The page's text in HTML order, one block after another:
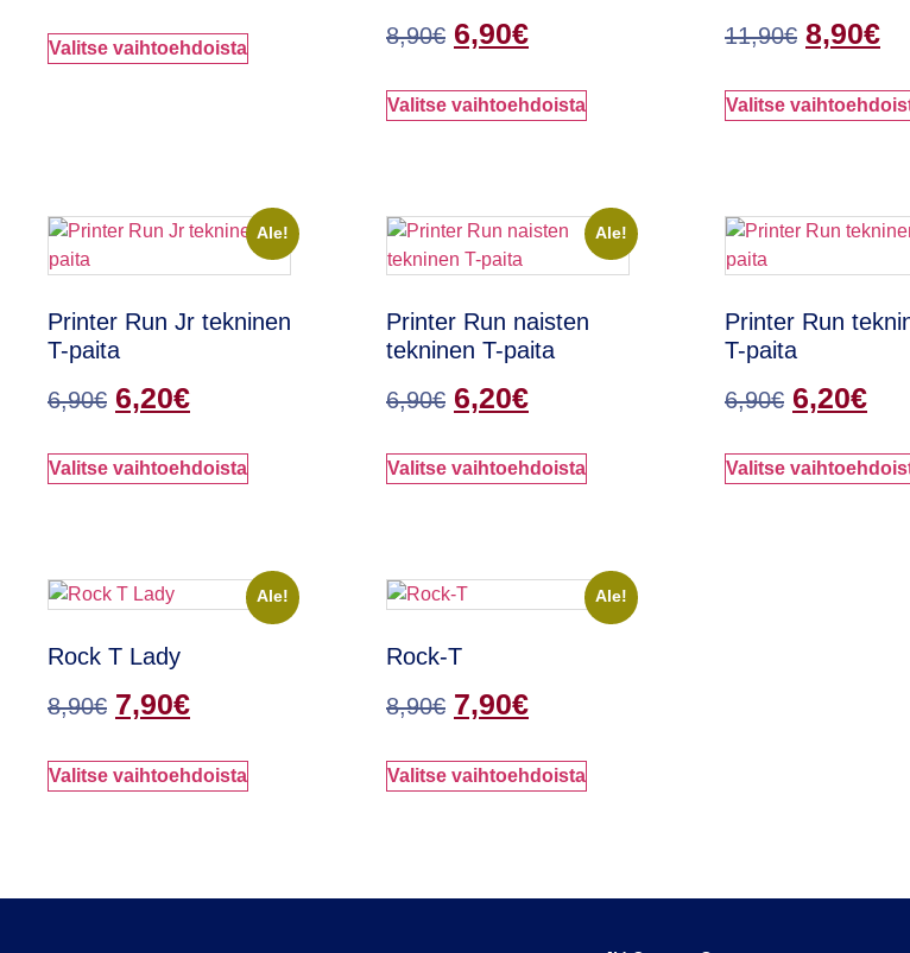
Valitse vaihtoehdoista
8,90€ 6,90€
Valitse vaihtoehdoista
11,90€ 8,90€
Valitse
Ale!
Printer Run Jr tekninen
T-paita
6,90€ 6,20€
Valitse vaihtoehdoista
Ale!
Printer Run naisten
tekninen T-paita
6,90€ 6,20€
Valitse vaihtoehdoista
Printer Run
T-paita
6,90€ 6,20€
Valitse
Ale!
Rock T Lady
8,90€ 7,90€
Valitse vaihtoehdoista
Ale!
Rock-T
8,90€ 7,90€
Valitse vaihtoehdoista